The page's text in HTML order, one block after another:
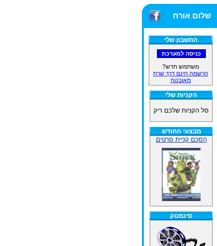
שלום אורח
החשבון שלי
משתמש חדש?
הרשמה חינם דרך שרת
מאובטח
הקניות שלי
סל הקניות שלכם ריק
מבצעי החודש
הסכם קניית סרטים
סינמטק